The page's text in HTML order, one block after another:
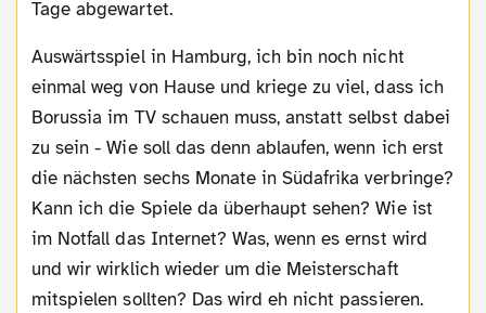
Tage abgewartet.
Auswärtsspiel in Hamburg, ich bin noch nicht
einmal weg von Hause und kriege zu viel, dass ich
Borussia im TV schauen muss, anstatt selbst dabei
zu sein - Wie soll das denn ablaufen, wenn ich erst
die nächsten sechs Monate in Südafrika verbringe?
Kann ich die Spiele da überhaupt sehen? Wie ist
im Notfall das Internet? Was, wenn es ernst wird
und wir wirklich wieder um die Meisterschaft
mitspielen sollten? Das wird eh nicht passieren.